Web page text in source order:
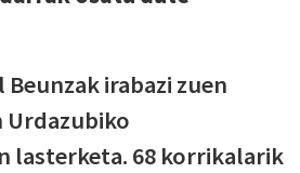
irabazi zuen
Urdazubiko
lasterketa. 68 korrikalarik